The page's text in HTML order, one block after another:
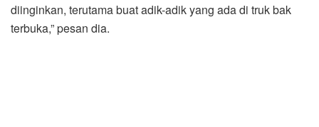
diinginkan, terutama buat adik-adik yang ada di truk bak
terbuka,” pesan dia.